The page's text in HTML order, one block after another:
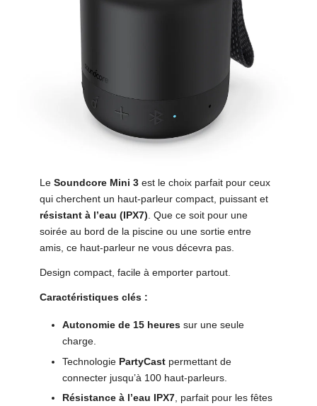
Le Soundcore Mini 3 est le choix parfait pour ceux
qui cherchent un haut-parleur compact, puissant et
résistant à l’eau (IPX7). Que ce soit pour une
soirée au bord de la piscine ou une sortie entre
amis, ce haut-parleur ne vous décevra pas.
Design compact, facile à emporter partout.
Caractéristiques clés :
Autonomie de 15 heures sur une seule
charge.
Technologie PartyCast permettant de
connecter jusqu’à 100 haut-parleurs.
Résistance à l’eau IPX7 , parfait pour les fêtes